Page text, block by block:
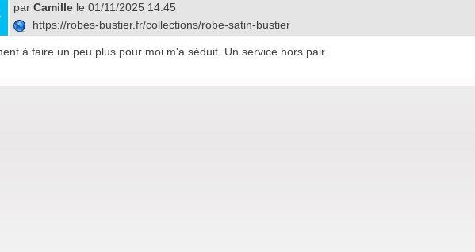
par Camille le 01/11/2025 14:45
https://robes-bustier.fr/collections/robe-satin-bustier
à faire un peu plus pour moi m'a séduit. Un service hors pair.